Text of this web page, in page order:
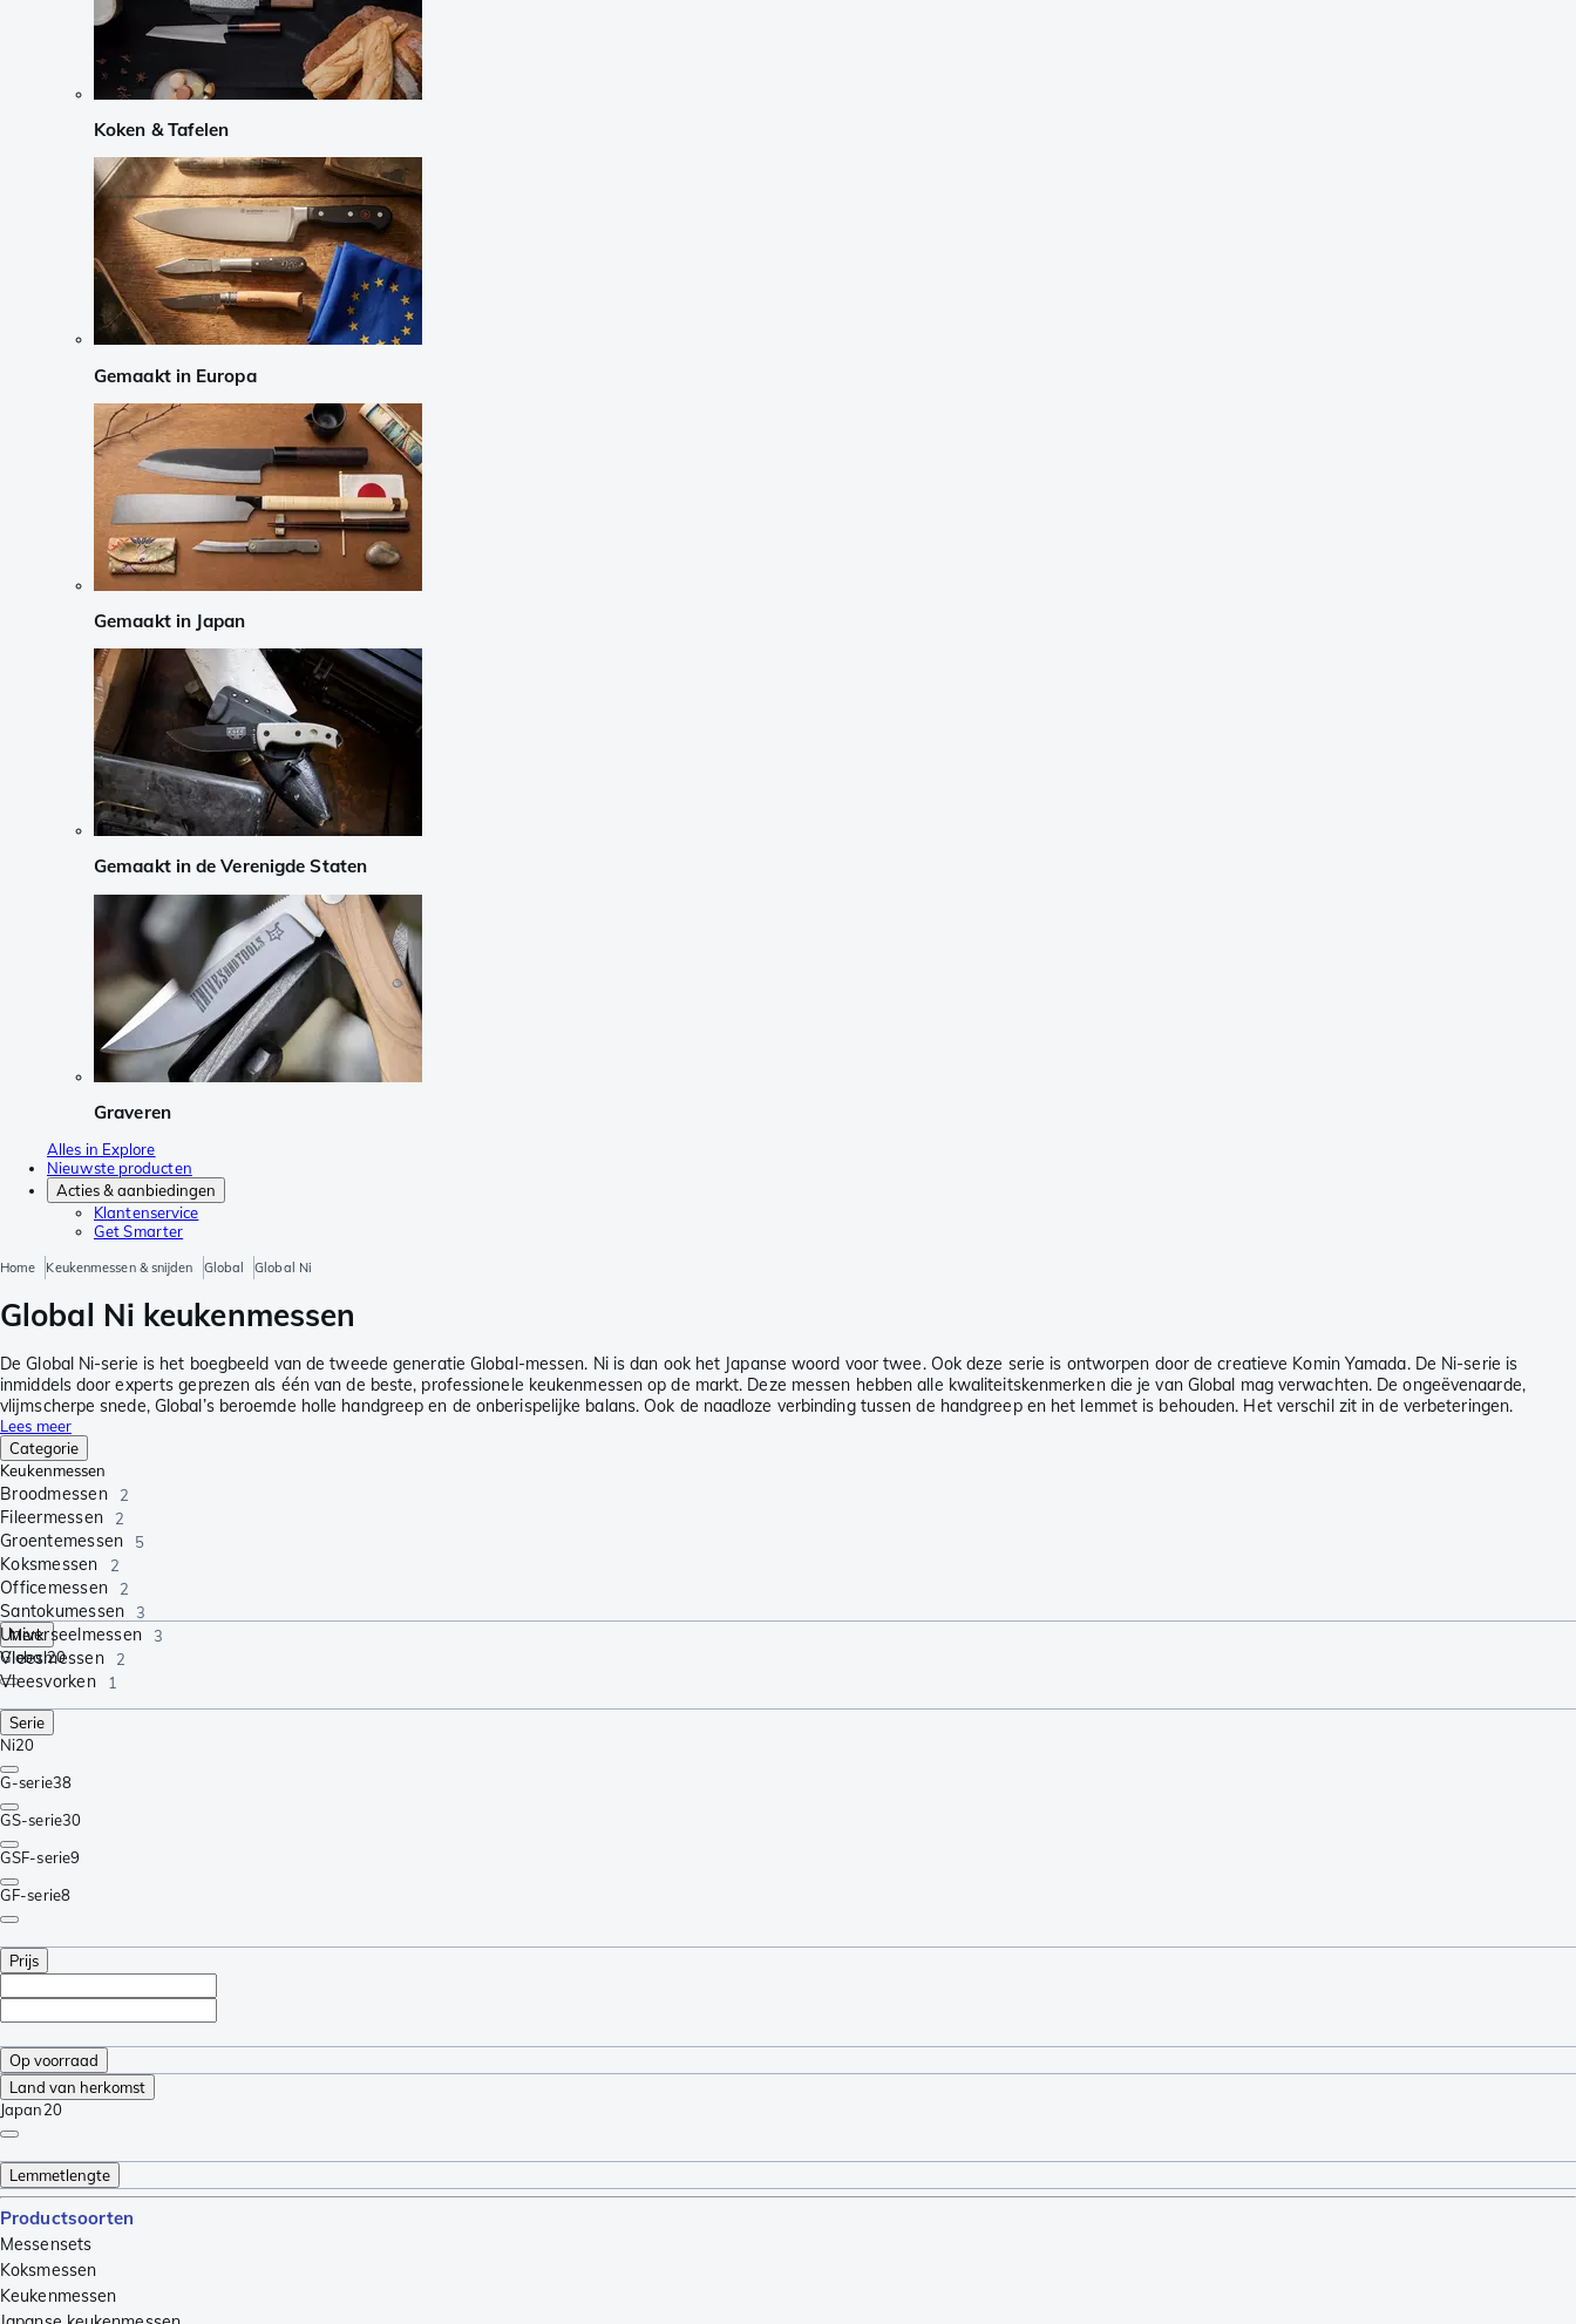
Koken & Tafelen
Gemaakt in Europa
Gemaakt in Japan
Gemaakt in de Verenigde Staten
Graveren
Alles in Explore
Nieuwste producten
Acties & aanbiedingen
Klantenservice
Get Smarter
Home Keukenmessen & snijden Global Global Ni
Global Ni keukenmessen
De Global Ni-serie is het boegbeeld van de tweede generatie Global-messen. Ni is dan ook het Japanse woord voor twee. Ook deze serie is ontworpen door de creatieve Komin Yamada. De Ni-serie is
inmiddels door experts geprezen als één van de beste, professionele keukenmessen op de markt. Deze messen hebben alle kwaliteitskenmerken die je van Global mag verwachten. De ongeëvenaarde,
vlijmscherpe snede, Global’s beroemde holle handgreep en de onberispelijke balans. Ook de naadloze verbinding tussen de handgreep en het lemmet is behouden. Het verschil zit in de verbeteringen.
Lees meer
Categorie
Keukenmessen
Broodmessen 2
Fileermessen 2
Groentemessen 5
Koksmessen 2
Officemessen 2
Santokumessen 3
Universeelmessen 3
Vleesmessen 2
Vleesvorken 1
Merk
Global20
Serie
Ni20
G-serie38
GS-serie30
GSF-serie9
GF-serie8
Prijs
Op voorraad
Land van herkomst
Japan20
Lemmetlengte
Productsoorten
Messensets
Koksmessen
Keukenmessen